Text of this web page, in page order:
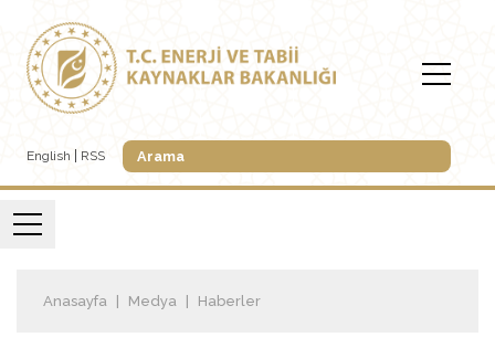
English RSS
Anasayfa Medya Haberler